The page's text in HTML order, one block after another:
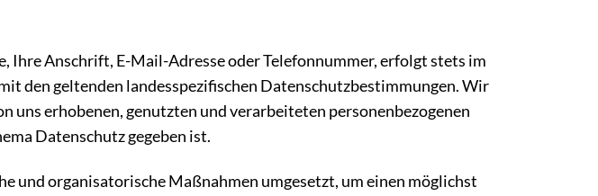
Ihre Anschrift, E-Mail-Adresse oder Telefonnummer, erfolgt stets im
den geltenden landesspezifischen Datenschutzbestimmungen. Wir
uns erhobenen, genutzten und verarbeiteten personenbezogenen
Datenschutz gegeben ist.
und organisatorische Maßnahmen umgesetzt, um einen möglichst